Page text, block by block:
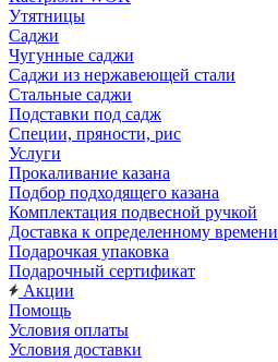
Утятницы
Саджи
Чугунные саджи
Саджи из нержавеющей стали
Стальные саджи
Подставки под садж
Специи, пряности, рис
Услуги
Прокаливание казана
Подбор подходящего казана
Комплектация подвесной ручкой
Доставка к определенному времени
Подарочкая упаковка
Подарочный сертификат
Акции
Помощь
Условия оплаты
Условия доставки